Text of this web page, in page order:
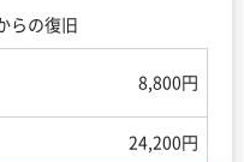
らの復旧
8,800円
24,200円